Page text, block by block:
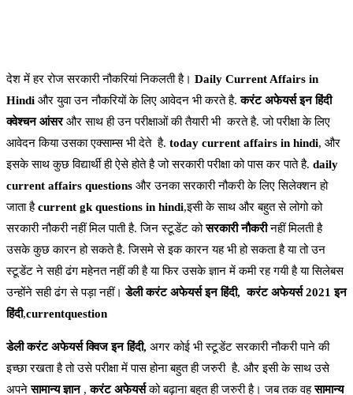
देश में हर रोज सरकारी नौकरियां निकलती है। Daily Current Affairs in
Hindi और युवा उन नौकरियों के लिए आवेदन भी करते है.करंट अफेयर्स इन हिंदी
क्वेश्चन आंसरऔर साथ ही उन परीक्षाओं की तैयारी भी करते है. जो परीक्षा के लिए
आवेदन किया उसका एक्साम्स भी देते है. today current affairs in hindi, और
इसके साथ कुछ विद्यार्थी ही ऐसे होते है जो सरकारी परीक्षा को पास कर पाते है. daily
current affairs questions और उनका सरकारी नौकरी के लिए सिलेक्शन हो
जाता हैcurrent gk questions in hindi,इसी के साथ और बहुत से लोगो को
सरकारी नौकरी नहीं मिल पाती है. जिन स्टूडेंट कोसरकारी नौकरीनहीं मिलती है
उसके कुछ कारन हो सकते है. जिसमे से इक कारन यह भी हो सकता है या तो उन
स्टूडेंट ने सही ढंग महेनत नहीं की है या फिर उसके ज्ञान में कमी रह गयी है या सिलेबस
उन्होंने सही ढंग से पड़ा नहीं।डेली करंट अफेयर्स इन हिंदी, करंट अफेयर्स 2021 इन
हिंदी,currentquestion
डेली करंट अफेयर्स क्विज इन हिंदी, अगर कोई भी स्टूडेंट सरकारी नौकरी पाने की
इच्छा रखता है तो उसे परीक्षा में पास होना बहुत ही जरुरी है. और इसी के साथ उसे
अपनेसामान्य ज्ञान,करंट अफेयर्सको बढ़ाना बहुत ही जरुरी है। जब तक वहसामान्य